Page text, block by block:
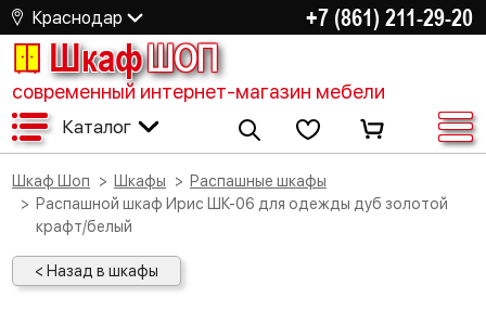
Краснодар +7 (861) 211-29-20
ШкафШОП
современный интернет-магазин мебели
Каталог
Шкаф Шоп Шкафы
Распашные шкафы
Распашной шкаф Ирис ШК-06 для одежды дуб золотой
крафт/белый
< Назад в шкафы